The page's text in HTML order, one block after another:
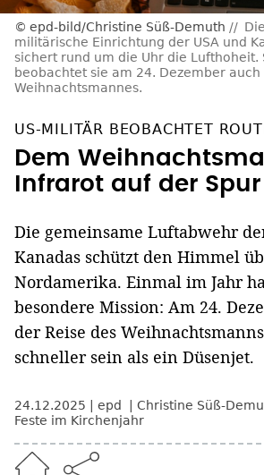
epd-bild/Christine Süß-Demuth
militärische Einrichtung der USA und
sichert rund um die Uhr die Lufthoheit.
beobachtet sie am 24. Dezember auch
Weihnachtsmannes.
US-MILITÄR BEOBACHTET
Dem
Infrarot auf der Spur
Die gemeinsame Luftabwehr
Kanadas schützt den Himmel
Nordamerika. Einmal im Jahr
besondere Mission: Am 24.
der Reise des
schneller sein als ein Düsenjet.
24.12.2025 epd
Christine Süß-
Feste im Kirchenjahr